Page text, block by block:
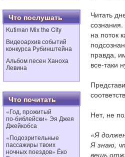
Что послушать
Kutiman Mix the City
Видеоархив событий
конкурса Рубинштейна
Альбом песен Ханоха
Левина
Что почитать
«Год, прожитый
по‑библейски» Эя Джея
Джейкобса
«Подозрительные
пассажиры твоих
ночных поездов» Ёко
Читать
на поток
правда,
все-таки
Нет, не
«Я
Я знаю,
вещь